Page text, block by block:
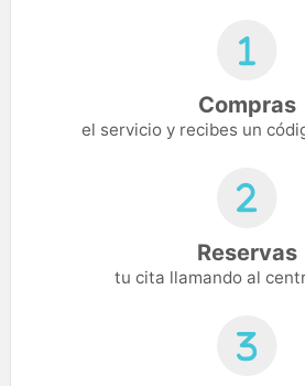
Compras
el servicio y recibes un
Reservas
tu cita llamando al